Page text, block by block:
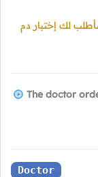
لك إختبار دم
The doctor
Doctor